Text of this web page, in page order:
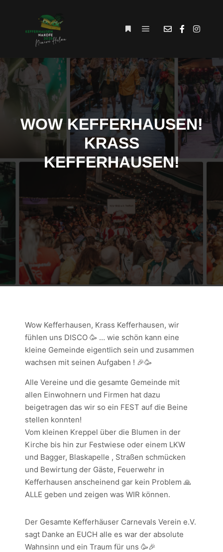
WOW KEFFERHAUSEN!
KRASS
KEFFERHAUSEN!
Wow Kefferhausen, Krass Kefferhausen, wir
fühlen uns DISCO 🥳 … wie schön kann eine
kleine Gemeinde eigentlich sein und zusammen
wachsen mit seinen Aufgaben ! 🎉🥳
Alle Vereine und die gesamte Gemeinde mit
allen Einwohnern und Firmen hat dazu
beigetragen das wir so ein FEST auf die Beine
stellen konnten!
Vom kleinen Kreppel über die Blumen in der
Kirche bis hin zur Festwiese oder einem LKW
und Bagger, Blaskapelle , Straßen schmücken
und Bewirtung der Gäste, Feuerwehr in
Kefferhausen anscheinend gar kein Problem 🙏
ALLE geben und zeigen was WIR können.
Der Gesamte Kefferhäuser Carnevals Verein e.V.
sagt Danke an EUCH alle es war der absolute
Wahnsinn und ein Traum für uns 🥳🎉